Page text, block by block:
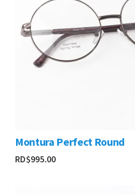
Montura Perfect Round
RD$995.00